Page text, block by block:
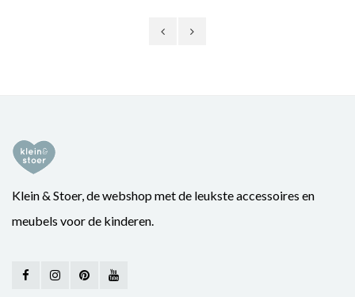
Klein & Stoer, de webshop met de leukste accessoires en
meubels voor de kinderen.